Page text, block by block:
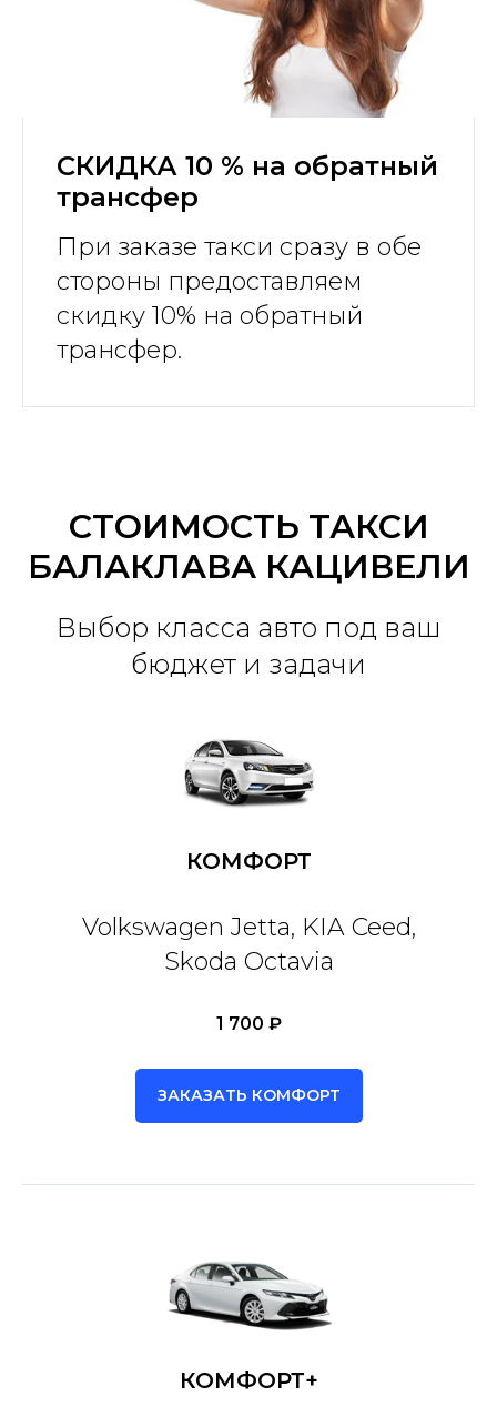
СКИДКА 10 % на обратный
трансфер
При заказе такси сразу в обе
стороны предоставляем
скидку 10% на обратный
трансфер.
СТОИМОСТЬ ТАКСИ
БАЛАКЛАВА КАЦИВЕЛИ
Выбор класса авто под ваш
бюджет и задачи
КОМФОРТ
Volkswagen Jetta, KIA Ceed,
Skoda Octavia
1 700 ₽
ЗАКАЗАТЬ КОМФОРТ
КОМФОРТ+